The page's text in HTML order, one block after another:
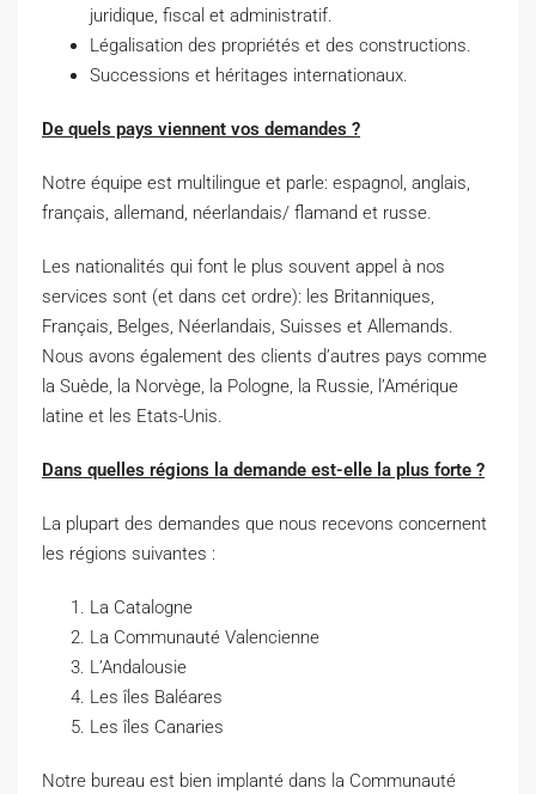
juridique, fiscal et administratif.
Légalisation des propriétés et des constructions.
Successions et héritages internationaux.
De quels pays viennent vos demandes ?
Notre équipe est multilingue et parle: espagnol, anglais,
français, allemand, néerlandais/ flamand et russe.
Les nationalités qui font le plus souvent appel à nos
services sont (et dans cet ordre): les Britanniques,
Français, Belges, Néerlandais, Suisses et Allemands.
Nous avons également des clients d’autres pays comme
la Suède, la Norvège, la Pologne, la Russie, l’Amérique
latine et les Etats-Unis.
Dans quelles régions la demande est-elle la plus forte ?
La plupart des demandes que nous recevons concernent
les régions suivantes :
La Catalogne
La Communauté Valencienne
L’Andalousie
Les îles Baléares
Les îles Canaries
Notre bureau est bien implanté dans la Communauté